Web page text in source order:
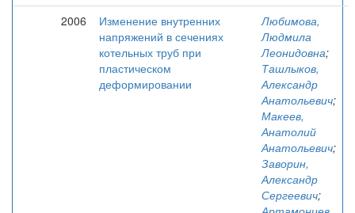
2006
Изменение внутренних
напряжений в сечениях
котельных труб при
пластическом
деформировании
Любимова,
Людмила
Леонидовна;
Ташлыков,
Александр
Анатольевич;
Макеев,
Анатолий
Анатольевич;
Заворин,
Александр
Сергеевич;